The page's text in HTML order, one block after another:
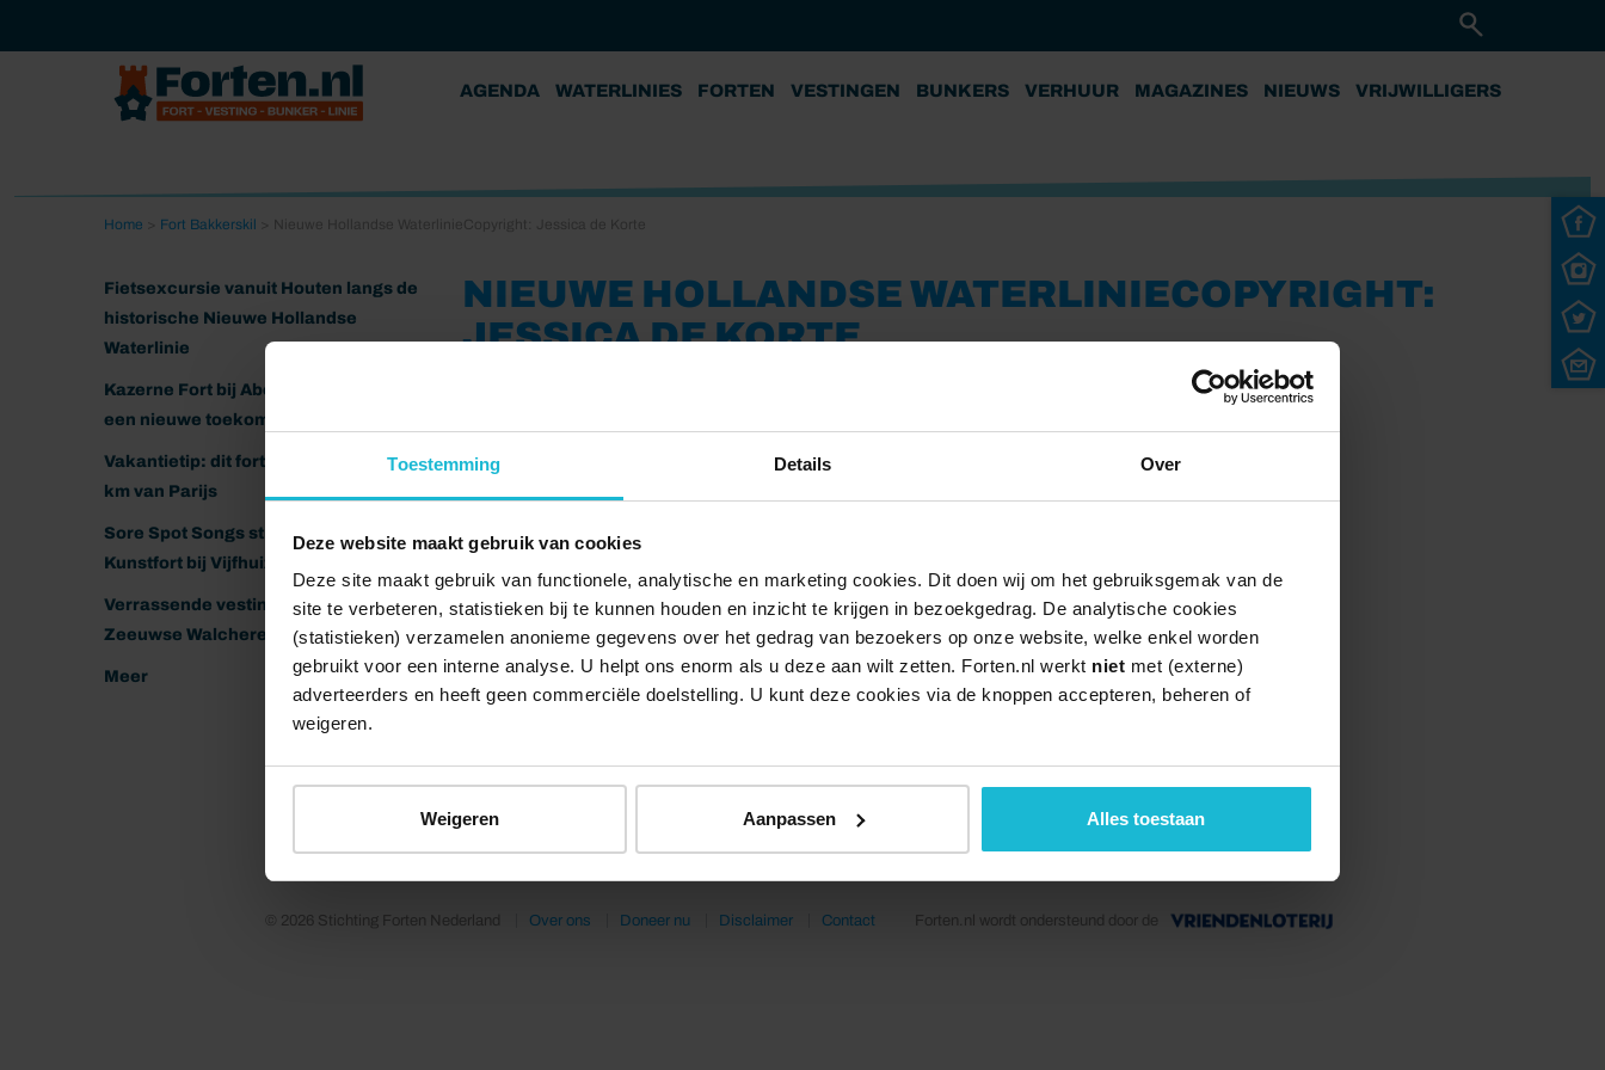
Toestemming Details Over
Deze website maakt gebruik van cookies
Deze site maakt gebruik van functionele, analytische en marketing cookies. Dit doen wij om het gebruiksgemak van de
site te verbeteren, statistieken bij te kunnen houden en inzicht te krijgen in bezoekgedrag. De analytische cookies
(statistieken) verzamelen anonieme gegevens over het gedrag van bezoekers op onze website, welke enkel worden
gebruikt voor een interne analyse. U helpt ons enorm als u deze aan wilt zetten. Forten.nl werkt niet met (externe)
adverteerders en heeft geen commerciële doelstelling. U kunt deze cookies via de knoppen accepteren, beheren of
weigeren.
Weigeren Aanpassen Alles toestaan
AGENDA WATERLINIES FORTEN VESTINGEN BUNKERS VERHUUR MAGAZINES NIEUWS VRIJWILLIGERS
Home Fort Bakkerskil
Fietsexcursie vanuit Houten langs de
historische Nieuwe Hollandse
Waterlinie
Kazerne Fort bij Abcoude klaar voor
een nieuwe toekomst
Vakantietip: dit fort ligt nog geen 20
km van Parijs
Sore Spot Songs strijkt neer op het
Kunstfort bij Vijfhuizen
Verrassende vestingen van het
Zeeuwse Walcheren
Meer
NIEUWE HOLLANDSE WATERLINIECOPYRIGHT:
JESSICA DE KORTE
Nieuwe Hollandse Waterlinie Copyright: Jessica de Korte
© 2026 Stichting Forten Nederland Over ons Doneer nu Disclaimer Contact Forten.nl wordt ondersteund door de